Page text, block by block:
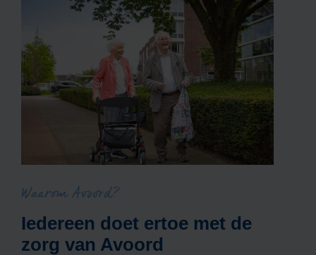
Waarom Avoord?
Iedereen doet ertoe met de
zorg van Avoord